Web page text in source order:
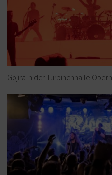
Gojira in der Turbinenhalle